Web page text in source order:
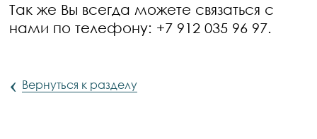
Так же Вы всегда можете связаться с
нами по телефону: +7 912 035 96 97.
‹ Вернуться к разделу